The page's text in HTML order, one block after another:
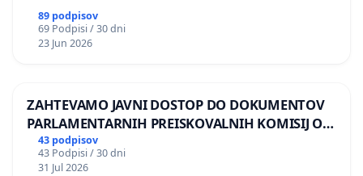
89 podpisov
69 Podpisi / 30 dni
23 Jun 2026
ZAHTEVAMO JAVNI DOSTOP DO DOKUMENTOV
PARLAMENTARNIH PREISKOVALNIH KOMISIJ O
ILEGALNI TRGOVINI Z OROŽJEM
43 podpisov
43 Podpisi / 30 dni
31 Jul 2026